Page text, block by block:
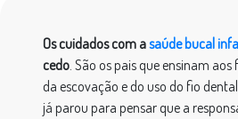
Os cuidados com asaúde bucal
cedo. São os pais que ensinam
da escovação e do uso do fio
já parou para pensar que a